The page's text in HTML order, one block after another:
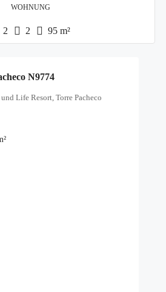
WOHNUNG
2 2 95 m²
N9774
Life Resort, Torre Pacheco